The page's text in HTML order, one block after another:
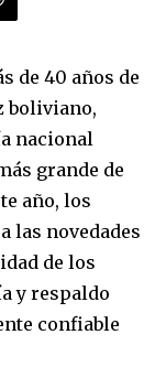
de 40 años de
boliviano,
nacional
grande de
año, los
las novedades
de los
y respaldo
confiable